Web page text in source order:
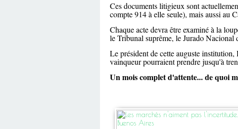
Ces documents litigieux sont
compte 914 à elle seule), mais aussi au
Chaque acte devra être examiné à la
le Tribunal suprême, le Jurado Nacional
Le président de cette auguste institution,
vainqueur pourraient prendre jusqu'à
Un mois complet d'attente... de quoi